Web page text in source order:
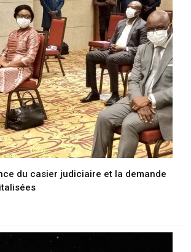
du casier judiciaire et la demande